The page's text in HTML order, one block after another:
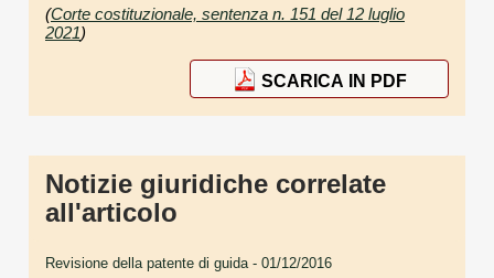
(Corte costituzionale, sentenza n. 151 del 12 luglio
2021)
SCARICA IN PDF
Notizie giuridiche correlate
all'articolo
Revisione della patente di guida- 01/12/2016